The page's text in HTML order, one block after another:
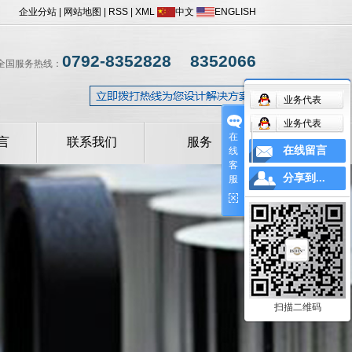
企业分站 网站地图 RSS XML 中文 ENGLISH
国服务热线： 0792-8352828 8352066
联系我们 服务
设备常见问题解答
在
线
客
服
业务代表
业务代表
在线留言
分享到...
扫描二维码